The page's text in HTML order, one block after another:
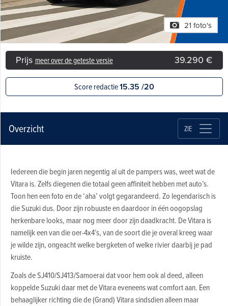
21 foto's
Prijs meer over de geteste versie 39.290 €
Score redactie15.35 /20
Overzicht ZIE
Iedereen die begin jaren negentig al uit de pampers was, weet wat de
Vitara is. Zelfs diegenen die totaal geen affiniteit hebben met auto’s.
Toon hen een foto en de ‘aha’ volgt gegarandeerd. Zo legendarisch is
die Suzuki dus. Door zijn robuuste en daardoor in één oogopslag
herkenbare looks, maar nog meer door zijn daadkracht. De Vitara is
namelijk een van die oer-4x4’s, van de soort die je overal kreeg waar
je wilde zijn, ongeacht welke bergketen of welke rivier daarbij je pad
kruiste.
Zoals de SJ410/SJ413/Samoerai dat voor hem ook al deed, alleen
koppelde Suzuki daar met de Vitara eveneens wat comfort aan. Een
behaaglijker richting die de (Grand) Vitara sindsdien alleen maar